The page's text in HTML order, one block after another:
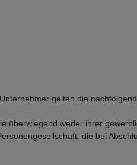
gelten die
weder ihrer
die bei